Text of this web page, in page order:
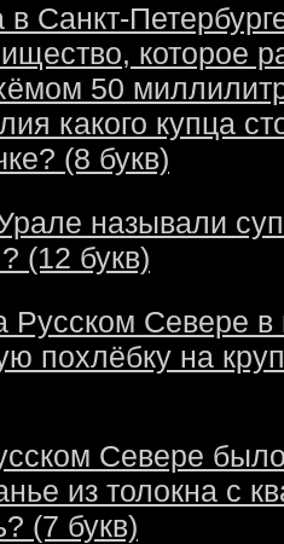
в Санкт-
которое
50
какого купца
(8 букв)
называли
(12 букв)
Русском Севере в
похлёбку на
Севере
из толокна с
(7 букв)